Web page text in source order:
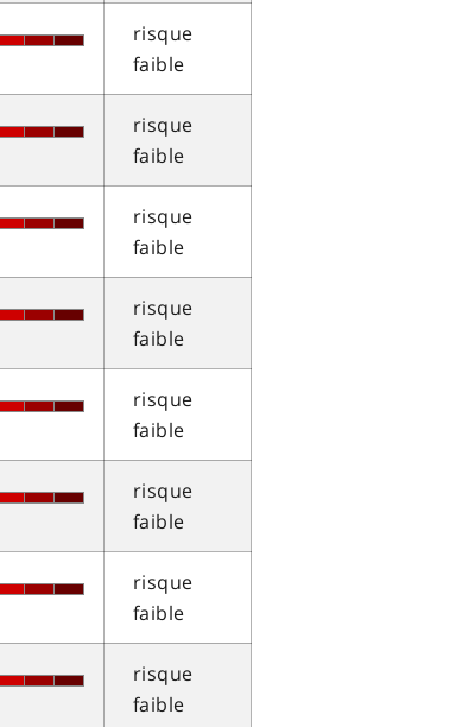
risque
faible
risque
faible
risque
faible
risque
faible
risque
faible
risque
faible
risque
faible
risque
faible